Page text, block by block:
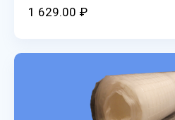
1 629.00 ₽